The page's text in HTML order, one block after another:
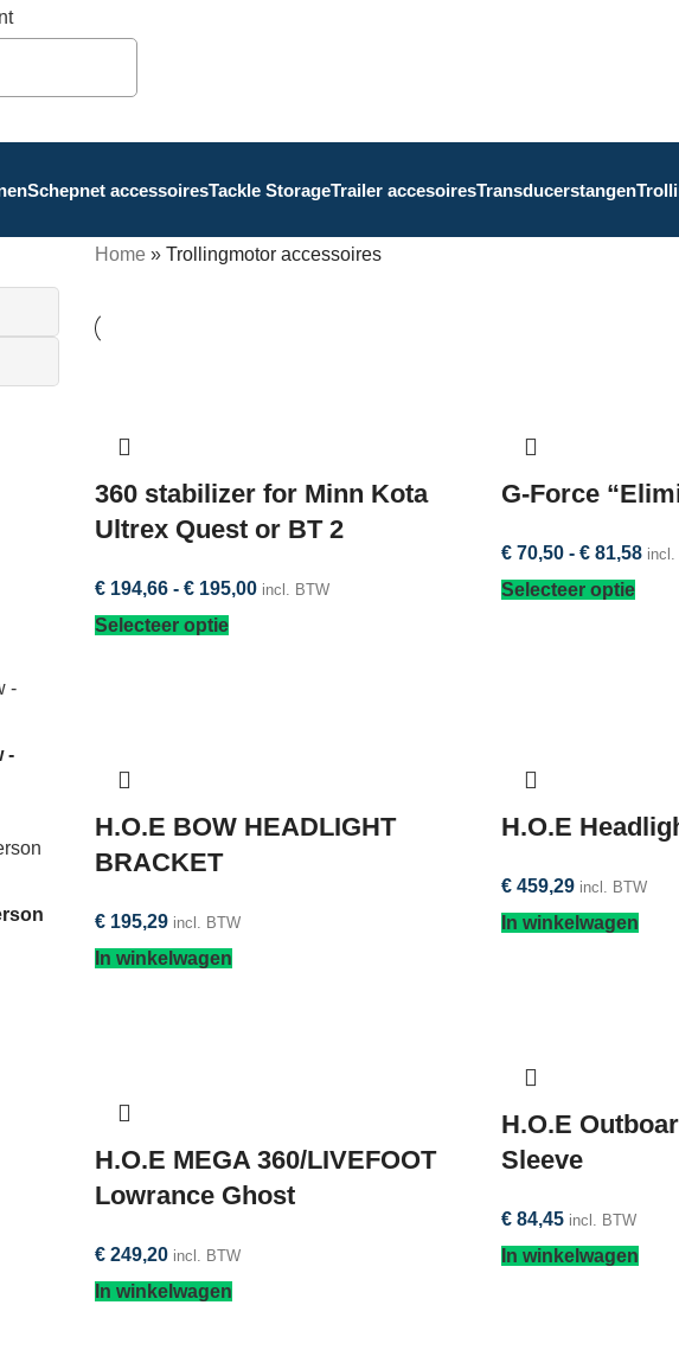
Schepnet accessoiresTackle StorageTrailer accesoiresTransducerstangen
-
Home » Trollingmotor accessoires
360 stabilizer for Minn Kota
Ultrex Quest or BT 2
€194,66 - €195,00 incl. BTW
Selecteer optie
G-Force
€ 70,50 - € 81,58 incl.
Selecteer optie
H.O.E BOW HEADLIGHT
BRACKET
€195,29 incl. BTW
In winkelwagen
H.O.E
€ 459,29 incl. BTW
In winkelwagen
H.O.E MEGA 360/LIVEFOOT
Lowrance Ghost
€249,20 incl. BTW
In winkelwagen
H.O.E
Sleeve
€ 84,45 incl. BTW
In winkelwagen